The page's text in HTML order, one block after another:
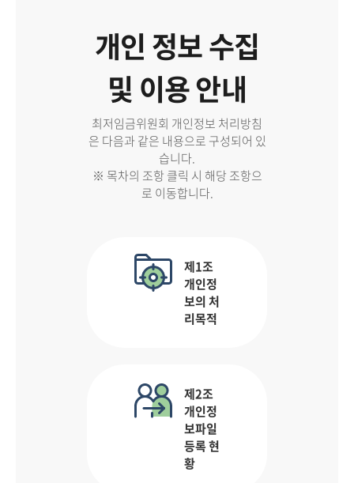
개인 정보 수집
및 이용 안내
최저임금위원회 개인정보 처리방침
은 다음과 같은 내용으로 구성되어 있
습니다.
※ 목차의 조항 클릭 시 해당 조항으
로 이동합니다.
제1조
개인정
보의 처
리목적
제2조
개인정
보파일
등록 현
황